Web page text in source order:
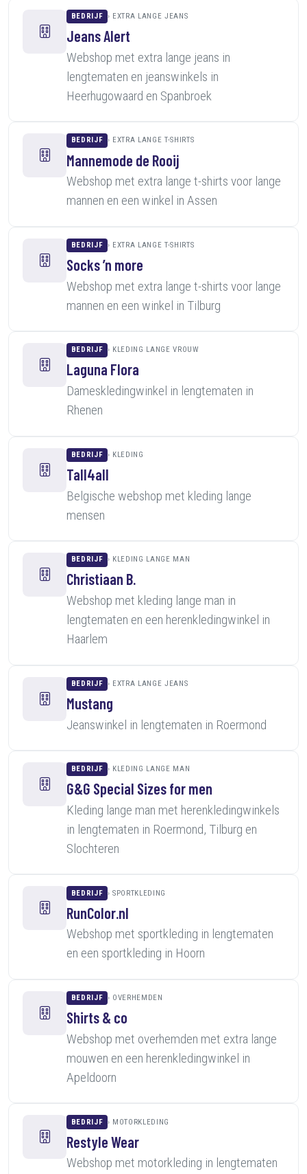
BEDRIJF EXTRA LANGE JEANS
Jeans Alert
Webshop met extra lange jeans in
lengtematen en jeanswinkels in
Heerhugowaard en Spanbroek
BEDRIJF EXTRA LANGE T-SHIRTS
Mannemode de Rooij
Webshop met extra lange t-shirts voor lange
mannen en een winkel in Assen
BEDRIJF EXTRA LANGE T-SHIRTS
Socks ’n more
Webshop met extra lange t-shirts voor lange
mannen en een winkel in Tilburg
BEDRIJF KLEDING LANGE VROUW
Laguna Flora
Dameskledingwinkel in lengtematen in
Rhenen
BEDRIJF KLEDING
Tall4all
Belgische webshop met kleding lange
mensen
BEDRIJF KLEDING LANGE MAN
Christiaan B.
Webshop met kleding lange man in
lengtematen en een herenkledingwinkel in
Haarlem
BEDRIJF EXTRA LANGE JEANS
Mustang
Jeanswinkel in lengtematen in Roermond
BEDRIJF KLEDING LANGE MAN
G&G Special Sizes for men
Kleding lange man met herenkledingwinkels
in lengtematen in Roermond, Tilburg en
Slochteren
BEDRIJF SPORTKLEDING
RunColor.nl
Webshop met sportkleding in lengtematen
en een sportkleding in Hoorn
BEDRIJF OVERHEMDEN
Shirts & co
Webshop met overhemden met extra lange
mouwen en een herenkledingwinkel in
Apeldoorn
BEDRIJF MOTORKLEDING
Restyle Wear
Webshop met motorkleding in lengtematen